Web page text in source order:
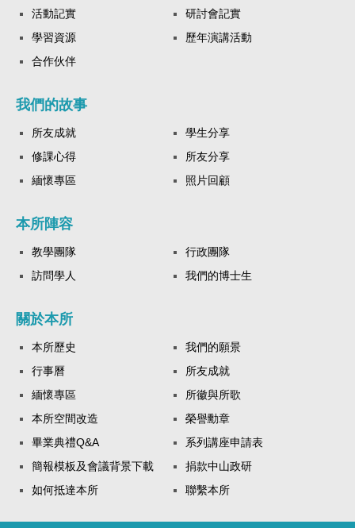
活動記實
研討會記實
學習資源
歷年演講活動
合作伙伴
我們的故事
所友成就
學生分享
修課心得
所友分享
緬懷專區
照片回顧
本所陣容
教學團隊
行政團隊
訪問學人
我們的博士生
關於本所
本所歷史
我們的願景
行事曆
所友成就
緬懷專區
所徽與所歌
本所空間改造
榮譽勳章
畢業典禮Q&A
系列講座申請表
簡報模板及會議背景下載
捐款中山政研
如何抵達本所
聯繫本所